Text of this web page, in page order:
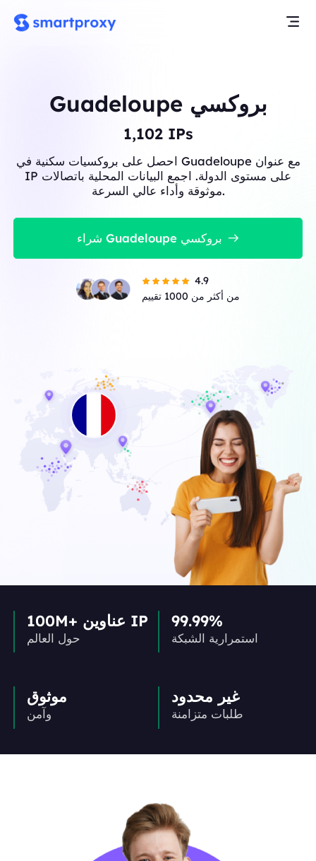
Guadeloupe بروكسي
1,102IPs
احصل على بروكسيات سكنية في Guadeloupe مع عنوان
IP على مستوى الدولة. اجمع البيانات المحلية باتصالات
موثوقة وأداء عالي السرعة.
شراء Guadeloupe بروكسي
4.9
من أكثر من 1000 تقييم
100M+ عناوين IP
حول العالم
99.99%
استمرارية الشبكة
موثوق
وآمن
غير محدود
طلبات متزامنة